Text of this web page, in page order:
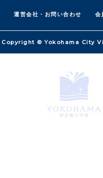
運営会社・お問い合わせ 会
Copyright © Yokohama City